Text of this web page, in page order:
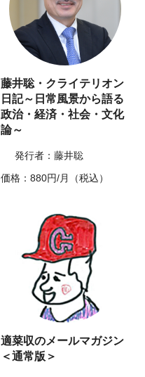
藤井聡・クライテリオン
日記～日常風景から語る
政治・経済・社会・文化
論～
発行者：藤井聡
価格：880円/月（税込）
適菜収のメールマガジン
＜通常版＞